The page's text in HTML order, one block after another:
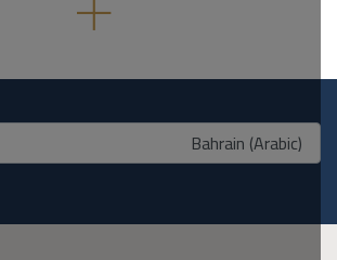
United States (EN)